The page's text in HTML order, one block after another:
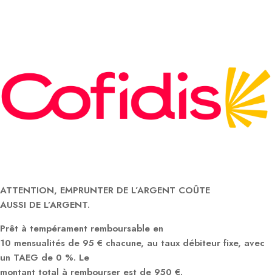
ATTENTION, EMPRUNTER DE L’ARGENT COÛTE
AUSSI DE L’ARGENT.
Prêt à tempérament remboursable en
10 mensualités de 95 € chacune, au taux débiteur fixe, avec
un TAEG de 0 %. Le
montant total à rembourser est de 950 €.